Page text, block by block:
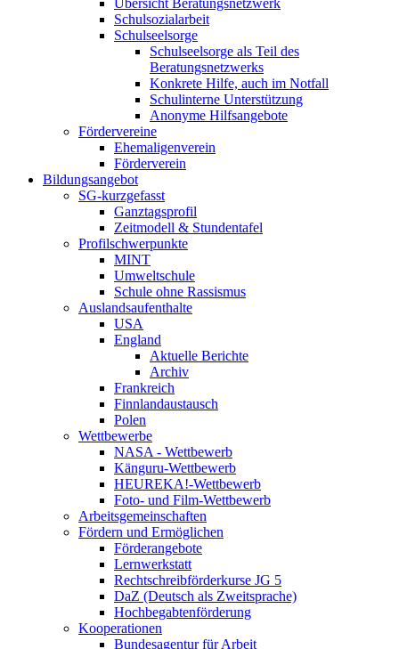
Übersicht Beratungsnetzwerk
Schulsozialarbeit
Schulseelsorge
Schulseelsorge als Teil des
Beratungsnetzwerks
Konkrete Hilfe, auch im Notfall
Schulinterne Unterstützung
Anonyme Hilfsangebote
Fördervereine
Ehemaligenverein
Förderverein
Bildungsangebot
SG-kurzgefasst
Ganztagsprofil
Zeitmodell & Stundentafel
Profilschwerpunkte
MINT
Umweltschule
Schule ohne Rassismus
Auslandsaufenthalte
USA
England
Aktuelle Berichte
Archiv
Frankreich
Finnlandaustausch
Polen
Wettbewerbe
NASA - Wettbewerb
Känguru-Wettbewerb
HEUREKA!-Wettbewerb
Foto- und Film-Wettbewerb
Arbeitsgemeinschaften
Fördern und Ermöglichen
Förderangebote
Lernwerkstatt
Rechtschreibförderkurse JG 5
DaZ (Deutsch als Zweitsprache)
Hochbegabtenförderung
Kooperationen
Bundesagentur für Arbeit